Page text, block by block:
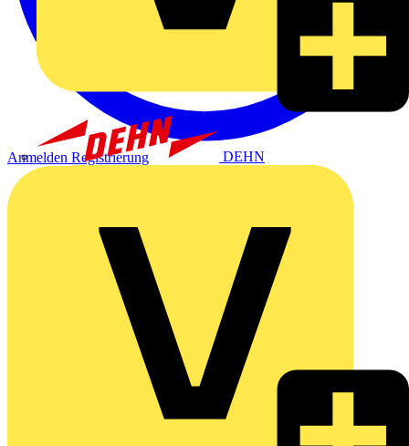
DEHN
Anmelden Registrierung